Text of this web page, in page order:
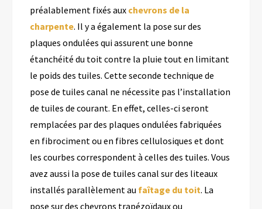
préalablement fixés aux chevrons de la
charpente. Il y a également la pose sur des
plaques ondulées quiassurent une bonne
étanchéité du toit contre la pluie tout en limitant
le poids des tuiles. Cette seconde technique de
pose de tuiles canal ne nécessite pas l’installation
de tuiles de courant. En effet, celles-ci seront
remplacées par des plaques ondulées fabriquées
en fibrociment ou en fibres cellulosiques et dont
les courbes correspondent à celles des tuiles. Vous
avez aussi la pose de tuiles canal sur des liteaux
installés parallèlement au faîtage du toit. La
pose sur des chevrons trapézoïdauxou